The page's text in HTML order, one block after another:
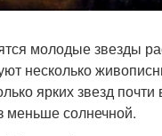
молодые звезды
несколько
ярких звезд
меньше солнечной.